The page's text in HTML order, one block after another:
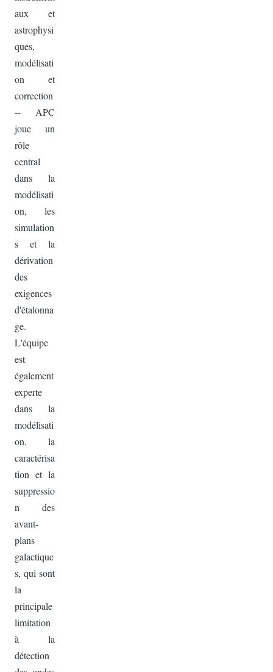
aux et
astrophysi
ques,
modélisati
on et
correction
-- APC
joue un
rôle
central
dans la
modélisati
on, les
simulation
s et la
dérivation
des
exigences
d'étalonna
ge.
L'équipe
est
également
experte
dans la
modélisati
on, la
caractérisa
tion et la
suppressio
n des
avant-
plans
galactique
s, qui sont
la
principale
limitation
à la
détection